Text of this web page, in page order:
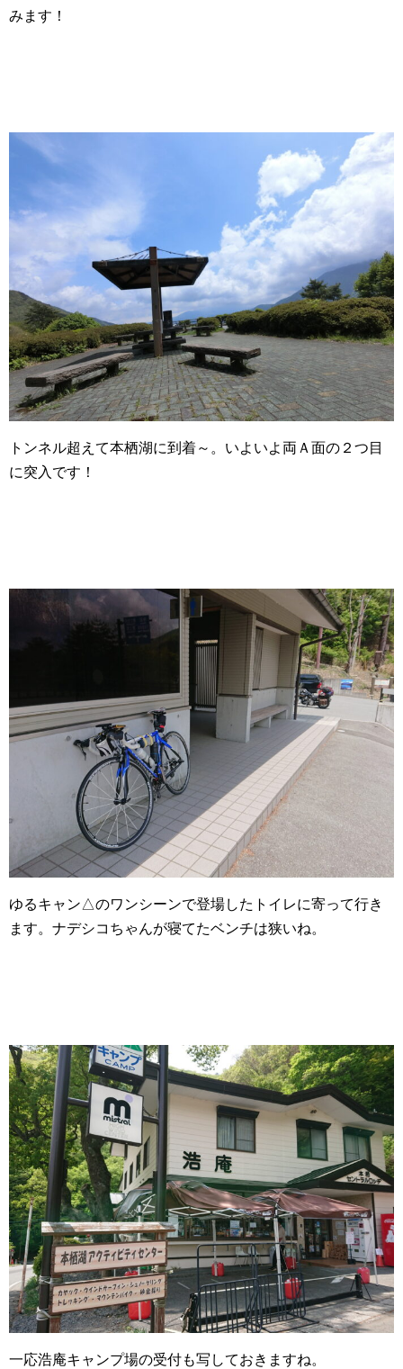
みます！
トンネル超えて本栖湖に到着～。いよいよ両Ａ面の２つ目
に突入です！
ゆるキャン△のワンシーンで登場したトイレに寄って行き
ます。ナデシコちゃんが寝てたベンチは狭いね。
一応浩庵キャンプ場の受付も写しておきますね。